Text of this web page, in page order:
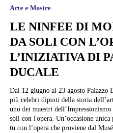
Arte e Mostre
LE NINFEE DI
DA SOLI CON
L’INIZIATIVA DI
DUCALE
Dal 12 giugno al 23 agosto Palazzo
più celebri dipinti della storia
uno dei maestri
soli con l'opera. Un’occasione unica per una visita particolare, a tu per
tu con l’opera che proviene dal